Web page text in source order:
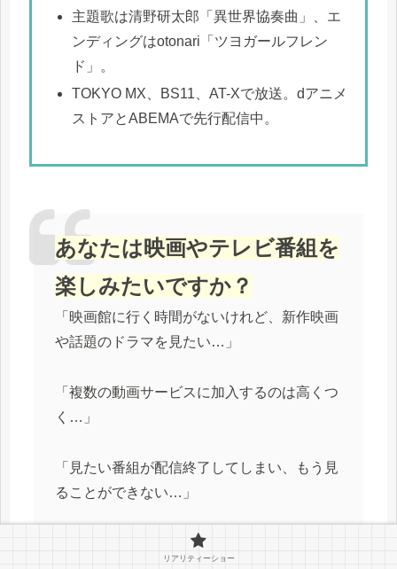
主題歌は清野研太郎「異世界協奏曲」、エ
ンディングはotonari「ツヨガールフレン
ド」。
TOKYO MX、BS11、AT-Xで放送。dアニメ
ストアとABEMAで先行配信中。
あなたは映画やテレビ番組を
楽しみたいですか？
「映画館に行く時間がないけれど、新作映画
や話題のドラマを見たい…」
「複数の動画サービスに加入するのは高くつ
く…」
「見たい番組が配信終了してしまい、もう見
ることができない…」
「子ども向けの番組もあるサービスがいい
リアリティーショー